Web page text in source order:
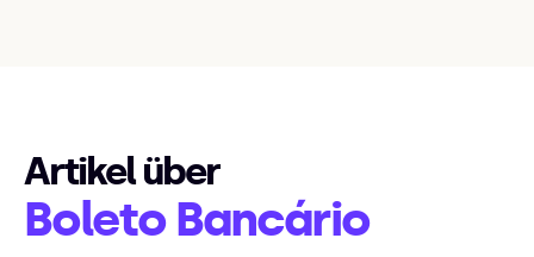
Artikel über
Boleto Bancário